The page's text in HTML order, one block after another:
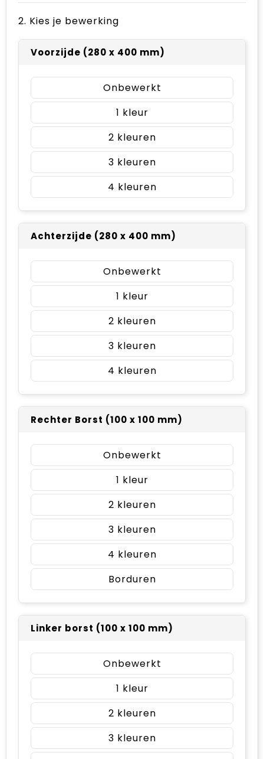
2. Kies je bewerking
Voorzijde (280 x 400 mm)
Onbewerkt
1
2
3
4
Achterzijde (280 x 400 mm)
Onbewerkt
1
2
3
4
Rechter Borst (100 x 100 mm)
Onbewerkt
1
2
3
4
Borduren
Linker borst (100 x 100 mm)
Onbewerkt
1
2
3